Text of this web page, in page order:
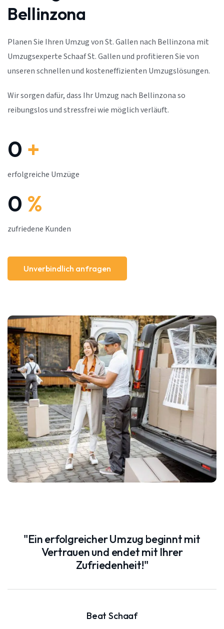
"Ein erfolgreicher Umzug beginnt mit
Vertrauen und endet mit Ihrer
Zufriedenheit!"
Beat Schaaf
Bellinzona
Planen Sie Ihren Umzug von St. Gallen nach Bellinzona mit
Umzugsexperte Schaaf St. Gallen und profitieren Sie von
unseren schnellen und kosteneffizienten Umzugslösungen.
Wir sorgen dafür, dass Ihr Umzug nach Bellinzona so
reibungslos und stressfrei wie möglich verläuft.
0 +
erfolgreiche Umzüge
0 %
zufriedene Kunden
Unverbindlich anfragen